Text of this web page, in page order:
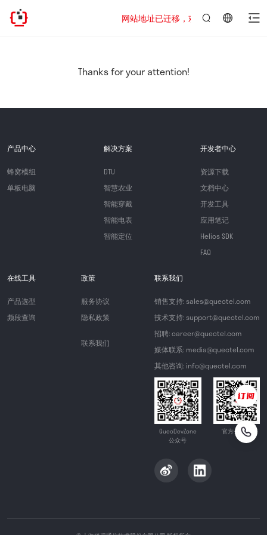
网站地址已迁移，欢迎访问新址：
Thanks for your attention!
产品中心
蜂窝模组
单板电脑
解决方案
DTU
智慧农业
智能穿戴
智能电表
智能定位
开发者中心
资源下载
文档中心
开发工具
应用笔记
Helios SDK
FAQ
在线工具
产品选型
频段查询
政策
服务协议
隐私政策
联系我们
联系我们
销售支持: sales@quectel.com
技术支持: support@quectel.com
招聘: career@quectel.com
媒体联系: media@quectel.com
其他咨询: info@quectel.com
QuecDevZone
公众号
官方公众号